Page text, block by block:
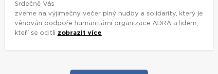
Srdečně Vás
zveme na výjimečný večer plný hudby a solidarity, který je
věnován podpoře humanitární organizace ADRA a lidem,
kteří se ocitli zobrazit více